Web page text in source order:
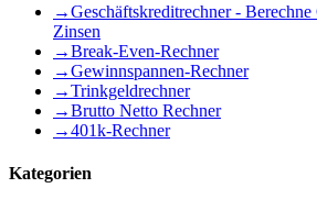
→Geschäftskreditrechner -
Zinsen
→Break-Even-Rechner
→Gewinnspannen-Rechner
→Trinkgeldrechner
→Brutto Netto Rechner
→401k-Rechner
Kategorien